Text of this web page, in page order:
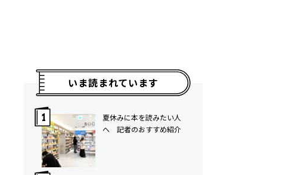
いま読まれています
夏休みに本を読みたい人
へ 記者のおすすめ紹介